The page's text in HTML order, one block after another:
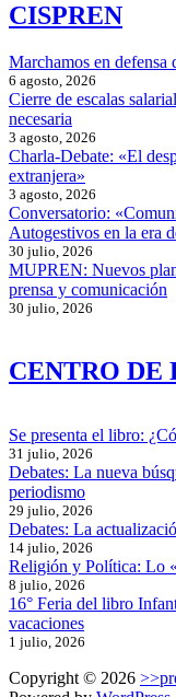
CISPREN
Marchamos en defensa
6 agosto, 2026
Cierre de escalas
necesaria
3 agosto, 2026
Charla-Debate: «El
extranjera»
3 agosto, 2026
Conversatorio:
Autogestivos en la era
30 julio, 2026
MUPREN: Nuevos
prensa y comunicación
30 julio, 2026
CENTRO DE
Se presenta el libro:
31 julio, 2026
Debates: La nueva
periodismo
29 julio, 2026
Debates: La
14 julio, 2026
Religión y Política: Lo
8 julio, 2026
16° Feria del libro
vacaciones
1 julio, 2026
Copyright © 2026